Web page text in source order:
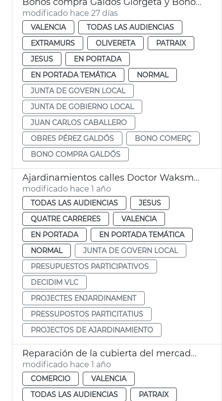
modificado hace 27 días
VALENCIA
TODAS LAS AUDIENCIAS
EXTRAMURS
OLIVERETA
PATRAIX
JESUS
EN PORTADA
EN PORTADA TEMÁTICA
NORMAL
JUNTA DE GOVERN LOCAL
JUNTA DE GOBIERNO LOCAL
JUAN CARLOS CABALLERO
OBRES PÉREZ GALDÓS
BONO COMERÇ
BONO COMPRA GALDÓS
Ajardinamientos calles Doctor Waksman y Uruguay València
modificado hace 1 año
TODAS LAS AUDIENCIAS
JESUS
QUATRE CARRERES
VALENCIA
EN PORTADA
EN PORTADA TEMÁTICA
NORMAL
JUNTA DE GOVERN LOCAL
PRESUPUESTOS PARTICIPATIVOS
DECIDIM VLC
PROJECTES ENJARDINAMENT
PRESSUPOSTOS PARTICITATIUS
PROJECTOS DE AJARDINAMIENTO
Reparación de la cubierta del mercado de Jesús-Patraix
modificado hace 1 año
COMERCIO
VALENCIA
TODAS LAS AUDIENCIAS
PATRAIX